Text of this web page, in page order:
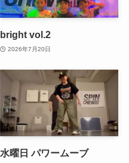
bright vol.2
2026年7月20日
水曜日 パワームーブ